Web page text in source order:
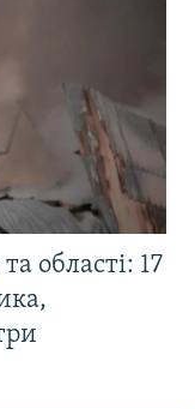
області: 17